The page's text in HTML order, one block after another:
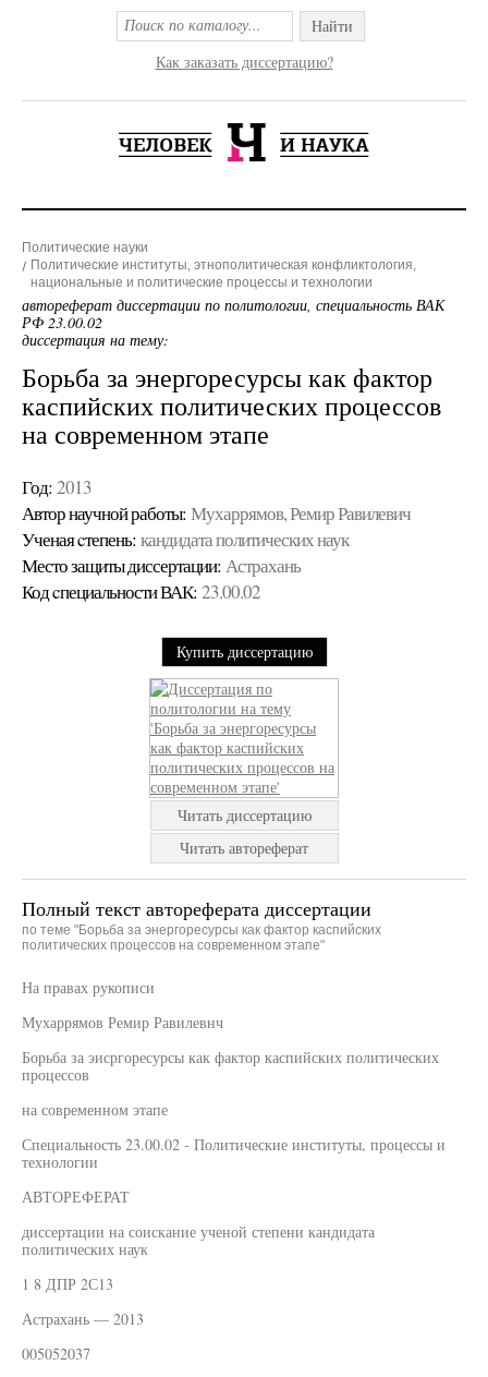
Найти
Как заказать диссертацию?
Политические науки
Политические институты, этнополитическая конфликтология,
национальные и политические процессы и технологии
автореферат диссертации по политологии, специальность ВАК
РФ 23.00.02
диссертация на тему:
Борьба за энергоресурсы как фактор
каспийских политических процессов
на современном этапе
Год: 2013
Автор научной работы: Мухаррямов, Ремир Равилевич
Ученая cтепень: кандидата политических наук
Место защиты диссертации: Астрахань
Код cпециальности ВАК: 23.00.02
Купить диссертацию
Читать диссертацию
Читать автореферат
Полный текст автореферата диссертации
по теме "Борьба за энергоресурсы как фактор каспийских
политических процессов на современном этапе"
На правах рукописи
Мухаррямов Ремир Равилевнч
Борьба за эисргоресурсы как фактор каспийских политических
процессов
на современном этапе
Специальность 23.00.02 - Политические институты, процессы и
технологии
АВТОРЕФЕРАТ
диссертации на соискание ученой степени кандидата
политических наук
1 8 ДПР 2С13
Астрахань — 2013
005052037